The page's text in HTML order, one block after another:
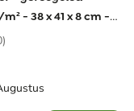
x 8 cm -